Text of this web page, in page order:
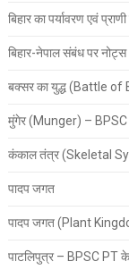
बिहार का पर्यावरण एवं
बिहार-नेपाल संबंध पर नोट्स
बक्सर का युद्ध (Battle of
मुंगेर (Munger) – BPSC
कंकाल तंत्र (Skeletal
पादप जगत
पादप जगत (Plant
पाटलिपुत्र – BPSC PT